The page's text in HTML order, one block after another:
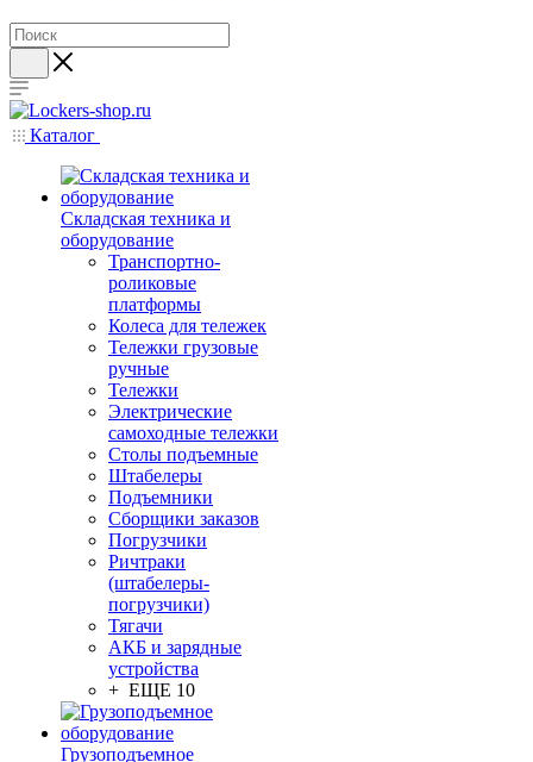
Каталог
Складская техника и
оборудование
Транспортно-
роликовые
платформы
Колеса для тележек
Тележки грузовые
ручные
Тележки
Электрические
самоходные тележки
Столы подъемные
Штабелеры
Подъемники
Сборщики заказов
Погрузчики
Ричтраки
(штабелеры-
погрузчики)
Тягачи
АКБ и зарядные
устройства
+ ЕЩЕ 10
Грузоподъемное